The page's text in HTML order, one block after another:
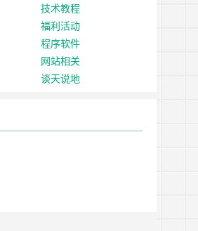
技术教程
福利活动
程序软件
网站相关
谈天说地